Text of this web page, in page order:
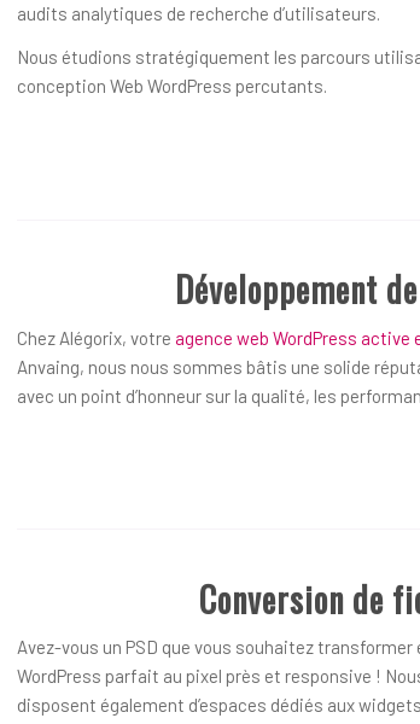
audits analytiques de recherche d’utilisateurs.
Nous étudions stratégiquement les parcours
conception Web WordPress percutants.
Développement
Chez Alégorix, votre agence web WordPress active
Anvaing, nous nous sommes bâtis une solide
avec un point d’honneur sur la qualité, les
Conversion de
Avez-vous un PSD que vous souhaitez
WordPress parfait au pixel près et responsive !
disposent également d’espaces dédiés aux